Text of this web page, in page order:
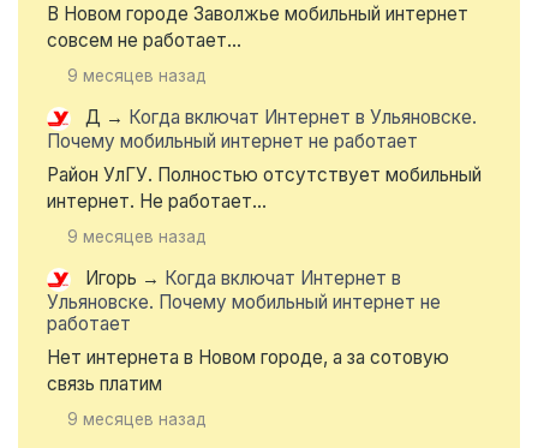
В Новом городе Заволжье мобильный интернет
совсем не работает...
9 месяцев назад
Д → Когда включат Интернет в Ульяновске.
Почему мобильный интернет не работает
Район УлГУ. Полностью отсутствует мобильный
интернет. Не работает...
9 месяцев назад
Игорь → Когда включат Интернет в
Ульяновске. Почему мобильный интернет не
работает
Нет интернета в Новом городе, а за сотовую
связь платим
9 месяцев назад